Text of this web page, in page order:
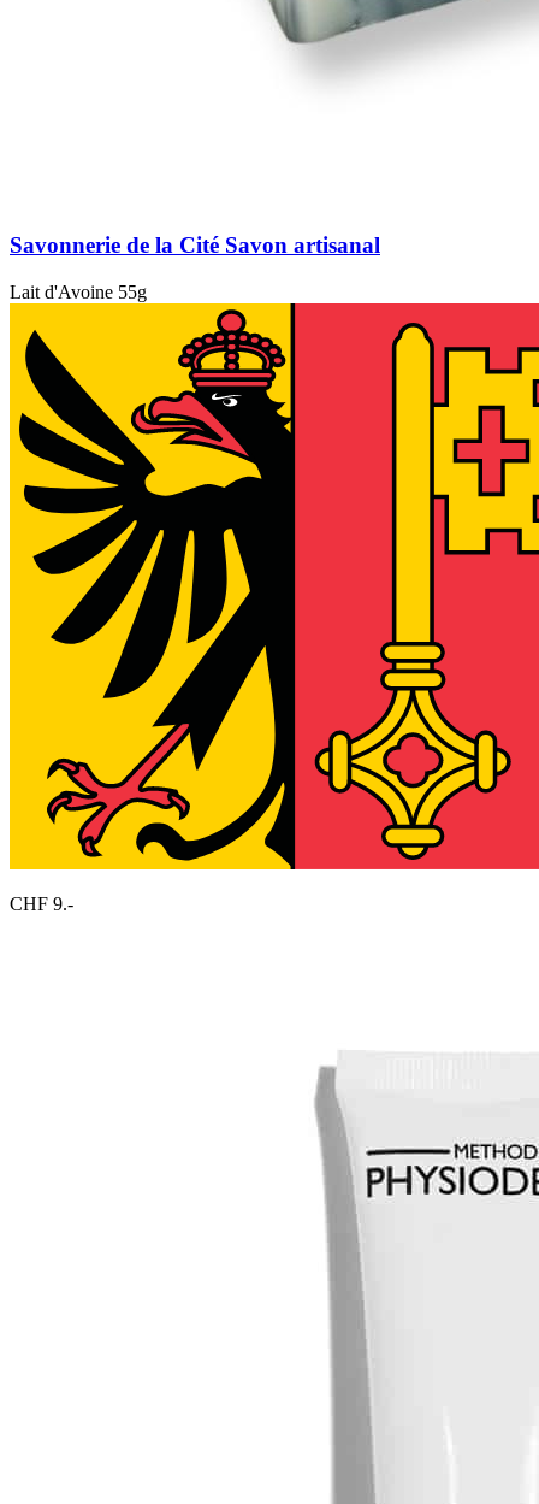
Savonnerie de la Cité Savon artisanal
Lait d'Avoine 55g
CHF 9.-